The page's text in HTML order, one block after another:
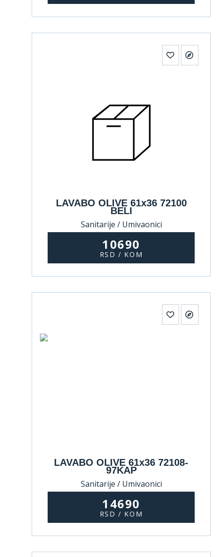
LAVABO OLIVE 61x36 72100
BELI
Sanitarije / Umivaonici
10690
RSD / KOM
LAVABO OLIVE 61x36 72108-
97KAP
Sanitarije / Umivaonici
14690
RSD / KOM